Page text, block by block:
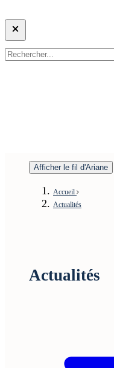
Afficher le fil d'Ariane
Accueil
Actualités
Actualités